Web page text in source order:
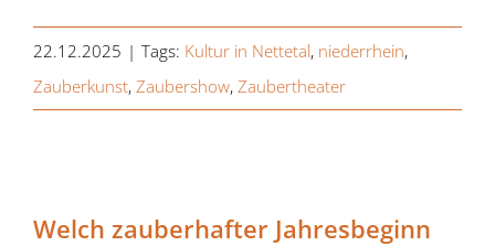
22.12.2025 | Tags: Kultur in Nettetal, niederrhein,
Zauberkunst, Zaubershow, Zaubertheater
Welch zauberhafter Jahresbeginn